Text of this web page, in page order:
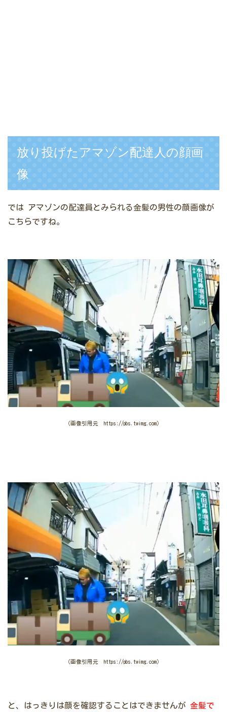
放り投げたアマゾン配達人の顔画
像
では アマゾンの配達員とみられる金髪の男性の顔画像が
こちらですね。
（画像引用元 https://pbs.twimg.com）
（画像引用元 https://pbs.twimg.com）
と、はっきりは顔を確認することはできませんが 金髪で